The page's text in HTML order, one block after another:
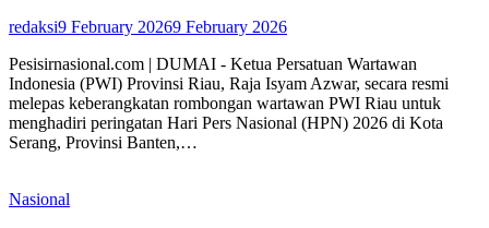
redaksi9 February 20269 February 2026
Pesisirnasional.com | DUMAI - Ketua Persatuan Wartawan
Indonesia (PWI) Provinsi Riau, Raja Isyam Azwar, secara resmi
melepas keberangkatan rombongan wartawan PWI Riau untuk
menghadiri peringatan Hari Pers Nasional (HPN) 2026 di Kota
Serang, Provinsi Banten,…
Nasional